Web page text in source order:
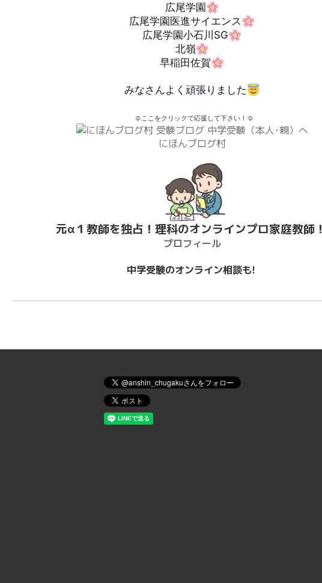
広尾学園
広尾学園医進サイエンス
広尾学園小石川SG
北嶺
早稲田佐賀
みなさんよく頑張りました
☺ここをクリックで応援して下さい！☺
にほんブログ村
元α１教師を独占！理科のオンラインプロ家庭教師！
プロフィール
中学受験のオンライン相談も!